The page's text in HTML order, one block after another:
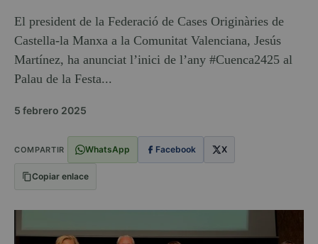
El president de la Federació de Cases Originàries de
Castella-la Manxa a la Comunitat Valenciana, Jesús
Martínez, ha anunciat l’inici de l’any #Cuenca2425 al
Palau de la Festa...
5 febrero 2025
COMPARTIR WhatsApp Facebook X
Copiar enlace